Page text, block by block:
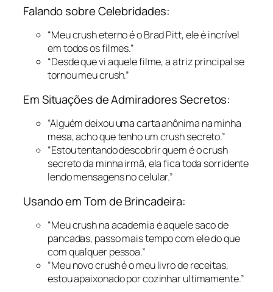
Falando sobre Celebridades:
“Meu crush eterno é o Brad Pitt, ele é incrível
em todos os filmes.”
“Desde que vi aquele filme, a atriz principal se
tornou meu crush.”
Em Situações de Admiradores Secretos:
“Alguém deixou uma carta anônima na minha
mesa, acho que tenho um crush secreto.”
“Estou tentando descobrir quem é o crush
secreto da minha irmã, ela fica toda sorridente
lendo mensagens no celular.”
Usando em Tom de Brincadeira:
“Meu crush na academia é aquele saco de
pancadas, passo mais tempo com ele do que
com qualquer pessoa.”
“Meu novo crush é o meu livro de receitas,
estou apaixonado por cozinhar ultimamente.”